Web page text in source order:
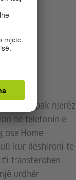
Vetëm pak njerëz
në telefonin e
ose Home-
kur dëshironi të
transferohen
urdhër